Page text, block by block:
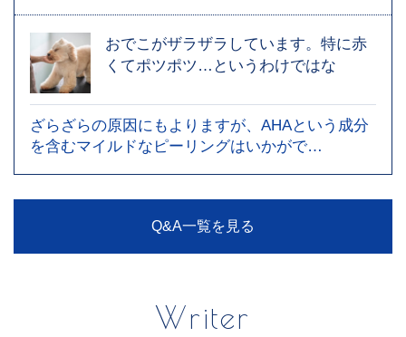
おでこがザラザラしています。特に赤
くてポツポツ…というわけではな
ざらざらの原因にもよりますが、AHAという成分
を含むマイルドなピーリングはいかがで…
Q&A一覧を見る
Writer